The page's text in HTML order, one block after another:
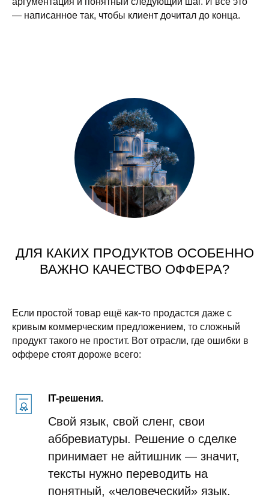
— написанное так, чтобы клиент дочитал до конца.
ДЛЯ КАКИХ ПРОДУКТОВ ОСОБЕННО
ВАЖНО КАЧЕСТВО ОФФЕРА?
Если простой товар ещё как-то продастся даже с
кривым коммерческим предложением, то сложный
продукт такого не простит. Вот отрасли, где ошибки в
оффере стоят дороже всего:
IT-решения.
Свой язык, свой сленг, свои
аббревиатуры. Решение о сделке
принимает не айтишник — значит,
тексты нужно переводить на
понятный, «человеческий» язык.